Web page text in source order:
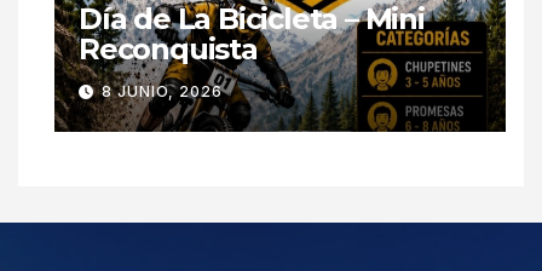
Día de La Bicicleta – Mini
Reconquista
8 JUNIO, 2026